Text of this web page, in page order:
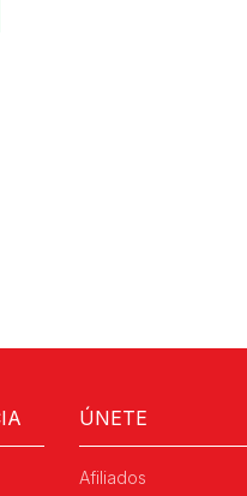
ÚNETE
Afiliados